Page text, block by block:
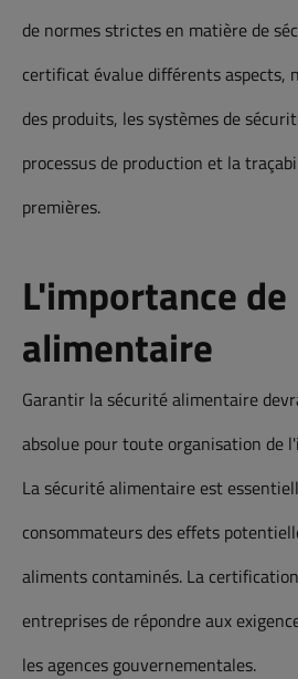
de normes strictes en matière de
certificat évalue différents
des produits, les systèmes de
processus de production et la
premières.
L'importance
alimentaire
Garantir la sécurité alimentaire
absolue pour toute organisation de
La sécurité alimentaire est
consommateurs des effets
aliments contaminés. La
entreprises de répondre aux
les agences gouvernementales.